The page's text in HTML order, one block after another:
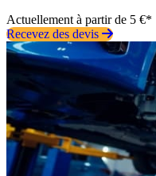
Actuellement à partir de 5 €*
Recevez des devis